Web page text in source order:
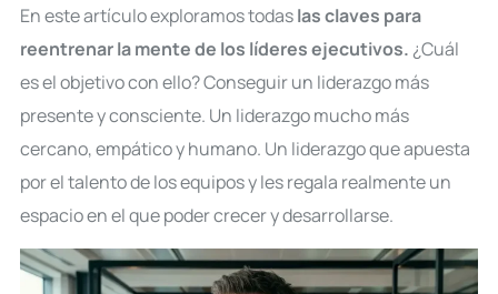
En este artículo exploramos todaslas claves para
reentrenar la mente de los líderes ejecutivos. ¿Cuál
es el objetivo con ello? Conseguir un liderazgo más
presente y consciente. Un liderazgo mucho más
cercano, empático y humano. Un liderazgo que apuesta
por el talento de los equipos y les regala realmente un
espacio en el que poder crecer y desarrollarse.